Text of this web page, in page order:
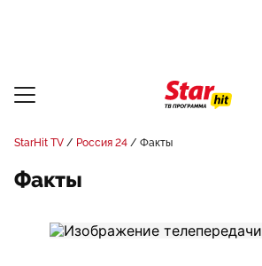
StarHit TV Россия 24 Факты
Факты